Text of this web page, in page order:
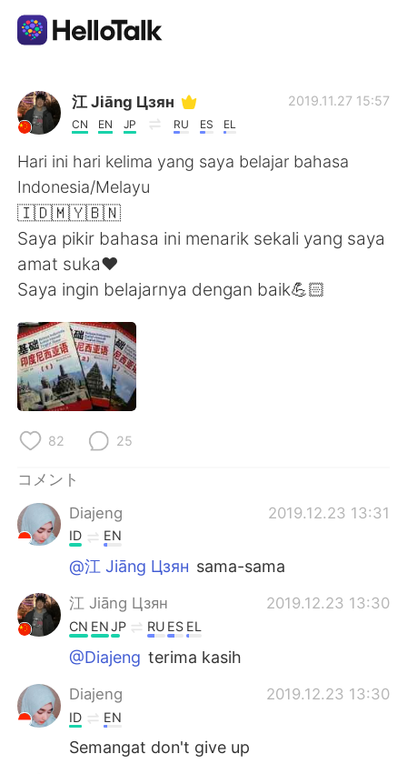
語学交換アプリ
AI Grammar Checker
日本語
English
繁體中文
العربية
Deutsch
Indonesia
Türkçe
Português
江 Jiāng Цзян
CN EN JP RU ES EL
2019.11.27 15:57
Hari ini hari kelima yang saya belajar bahasa
Indonesia/Melayu
🇮🇩🇲🇾🇧🇳
Saya pikir bahasa ini menarik sekali yang saya
amat suka❤
Saya ingin belajarnya dengan baik💪🏻
82 25
コメント
Diajeng
2019.12.23 13:31
ID EN
@江 Jiāng Цзян sama-sama
江 Jiāng Цзян 2019.12.23 13:30
CN ENJP RU ES EL
@Diajeng terima kasih
Diajeng 2019.12.23 13:30
ID EN
Semangat don't give up